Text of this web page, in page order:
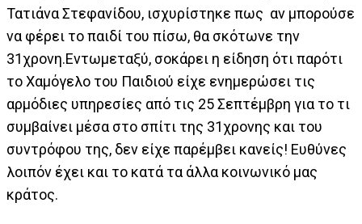
Τατιάνα Στεφανίδου, ισχυρίστηκε πως αν μπορούσε
να φέρει το παιδί του πίσω, θα σκότωνε την
31χρονη.Εντωμεταξύ, σοκάρει η είδηση ότι παρότι
το Χαμόγελο του Παιδιού είχε ενημερώσει τις
αρμόδιες υπηρεσίες από τις 25 Σεπτέμβρη για το τι
συμβαίνει μέσα στο σπίτι της 31χρονης και του
συντρόφου της, δεν είχε παρέμβει κανείς! Ευθύνες
λοιπόν έχει και το κατά τα άλλα κοινωνικό μας
κράτος.